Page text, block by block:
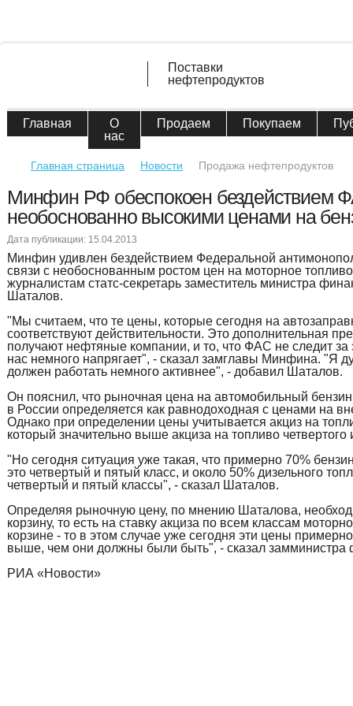
Поставки
нефтепродуктов
Главная
О
нас
Продаем Покупаем
Главная страница Новости Продажа нефтепродуктов
Минфин РФ обеспокоен бездействием
необоснованно высокими ценами на
Дата публикации: 15.04.2013
Минфин удивлен бездействием Федеральной
связи с необоснованным ростом цен на моторное
журналистам статс-секретарь заместитель министра
Шаталов.
"Мы считаем, что те цены, которые сегодня на
соответствуют действительности. Это дополнительная
получают нефтяные компании, и то, что ФАС не следит за
нас немного напрягает", - сказал замглавы Минфина. "Я
должен работать немного активнее", - добавил Шаталов.
Он пояснил, что рыночная цена на автомобильный
в России определяется как равнодоходная с ценами на
Однако при определении цены учитывается акциз на
который значительно выше акциза на топливо четвертого
"Но сегодня ситуация уже такая, что примерно 70%
это четвертый и пятый класс, и около 50% дизельного
четвертый и пятый классы", - сказал Шаталов.
Определяя рыночную цену, по мнению Шаталова,
корзину, то есть на ставку акциза по всем классам
корзине - то в этом случае уже сегодня эти цены
выше, чем они должны были быть", - сказал замминистра
РИА «Новости»